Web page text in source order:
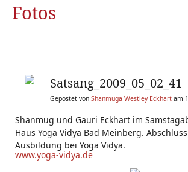
Fotos
Satsang_2009_05_02_41
Gepostet von Shanmuga Westley Eckhart am
Shanmug und Gauri Eckhart im
Haus Yoga Vidya Bad Meinberg.
Ausbildung bei Yoga Vidya.
www.yoga-vidya.de